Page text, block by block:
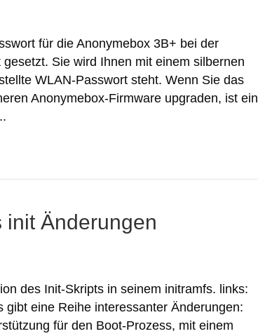
für die Anonymebox 3B+ bei der
Sie wird Ihnen mit einem silbernen
WLAN-Passwort steht. Wenn Sie das
Anonymebox-Firmware upgraden, ist ein
Änderungen
des Init-Skripts in seinem initramfs. links:
eine Reihe interessanter Änderungen:
für den Boot-Prozess, mit einem